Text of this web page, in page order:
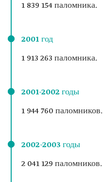
1 839 154 паломника.
2001 год
1 913 263 паломника.
2001-2002 годы
1 944 760 паломников.
2002-2003 годы
2 041 129 паломников.